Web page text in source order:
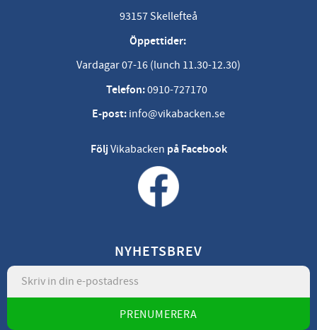
93157 Skellefteå
Öppettider:
Vardagar 07-16 (lunch 11.30-12.30)
Telefon:0910-727170
E-post: info@vikabacken.se
FöljVikabacken på Facebook
NYHETSBREV
PRENUMERERA